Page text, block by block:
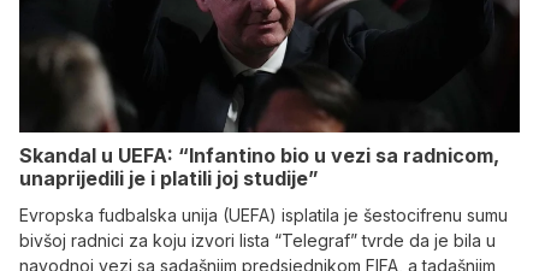
Skandal u UEFA: “Infantino bio u vezi sa radnicom,
unaprijedili je i platili joj studije”
Evropska fudbalska unija (UEFA) isplatila je šestocifrenu sumu
bivšoj radnici za koju izvori lista “Telegraf” tvrde da je bila u
navodnoj vezi sa sadašnjim predsjednikom FIFA, a tadašnjim